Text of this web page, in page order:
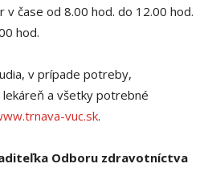
v čase od 8.00 hod. do 12.00 hod.
hod.
v prípade potreby,
a všetky potrebné
vuc.sk.
Odboru zdravotníctva